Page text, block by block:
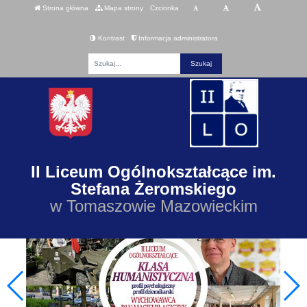
Strona główna Mapa strony Czcionka
Kontrast Informacja administratora
II Liceum Ogólnokształcące im.
Stefana Żeromskiego
w Tomaszowie Mazowieckim